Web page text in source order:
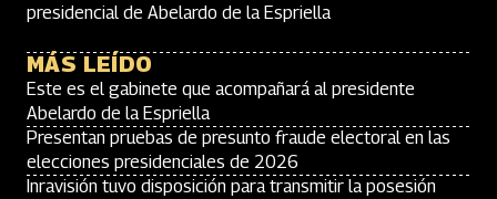
presidencial de Abelardo de la Espriella
MÁS LEÍDO
Este es el gabinete que acompañará al presidente
Abelardo de la Espriella
Presentan pruebas de presunto fraude electoral en las
elecciones presidenciales de 2026
Inravisión tuvo disposición para transmitir la posesión